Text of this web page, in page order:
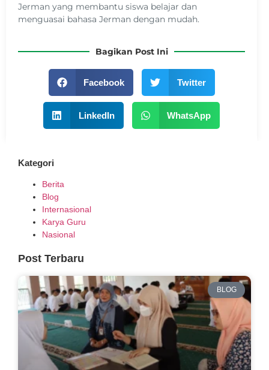
Jerman yang membantu siswa belajar dan
menguasai bahasa Jerman dengan mudah.
Bagikan Post Ini
Facebook Twitter
LinkedIn WhatsApp
Kategori
Berita
Blog
Internasional
Karya Guru
Nasional
Post Terbaru
BLOG